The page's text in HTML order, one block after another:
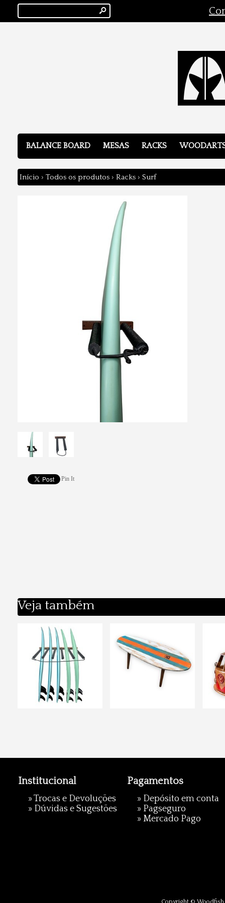
s
BALANCE BOARD MESAS RACKS
Início › Todos os produtos › Racks › Surf
Pin It
Veja também
Institucional
»Trocas e Devoluções
» Dúvidas e Sugestões
Pagamentos
» Depósito em conta
» Pagseguro
» Mercado Pago